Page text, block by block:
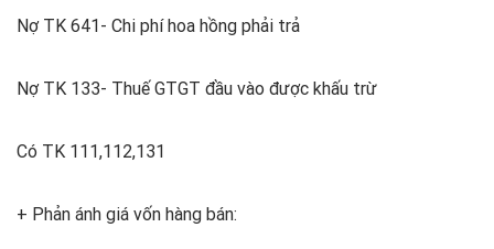
Nợ TK 641- Chi phí hoa hồng phải trả
Nợ TK 133- Thuế GTGT đầu vào được khấu trừ
Có TK 111,112,131
+ Phản ánh giá vốn hàng bán: